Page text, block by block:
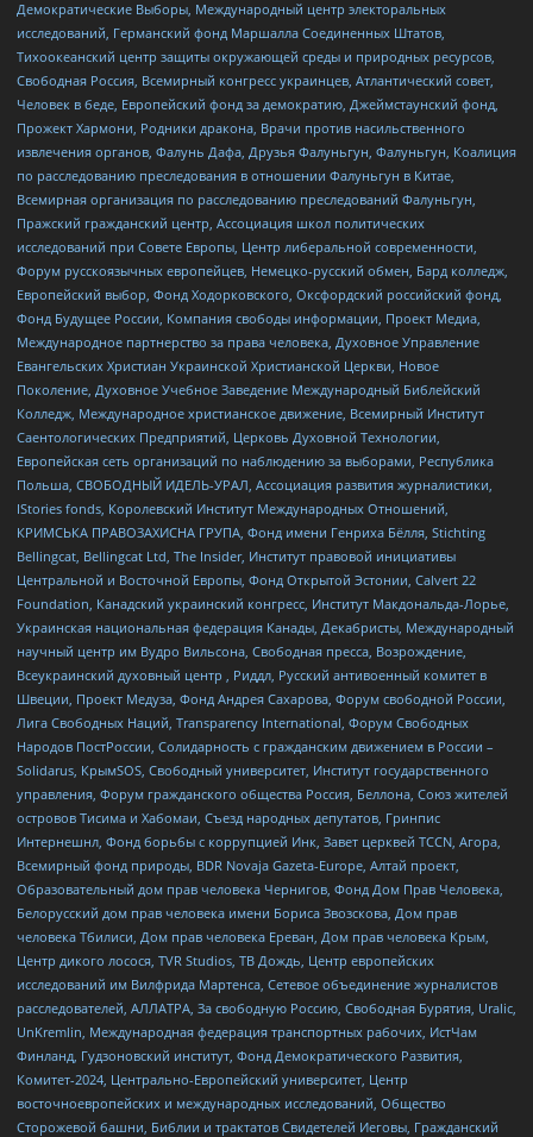
Демократические Выборы, Международный центр электоральных
исследований, Германский фонд Маршалла Соединенных Штатов,
Тихоокеанский центр защиты окружающей среды и природных ресурсов,
Свободная Россия, Всемирный конгресс украинцев, Атлантический совет,
Человек в беде, Европейский фонд за демократию, Джеймстаунский фонд,
Прожект Хармони, Родники дракона, Врачи против насильственного
извлечения органов, Фалунь Дафа, Друзья Фалуньгун, Фалуньгун, Коалиция
по расследованию преследования в отношении Фалуньгун в Китае,
Всемирная организация по расследованию преследований Фалуньгун,
Пражский гражданский центр, Ассоциация школ политических
исследований при Совете Европы, Центр либеральной современности,
Форум русскоязычных европейцев, Немецко-русский обмен, Бард колледж,
Европейский выбор, Фонд Ходорковского, Оксфордский российский фонд,
Фонд Будущее России, Компания свободы информации, Проект Медиа,
Международное партнерство за права человека, Духовное Управление
Евангельских Христиан Украинской Христианской Церкви, Новое
Поколение, Духовное Учебное Заведение Международный Библейский
Колледж, Международное христианское движение, Всемирный Институт
Саентологических Предприятий, Церковь Духовной Технологии,
Европейская сеть организаций по наблюдению за выборами, Республика
Польша, СВОБОДНЫЙ ИДЕЛЬ-УРАЛ, Ассоциация развития журналистики,
IStories fonds, Королевский Институт Международных Отношений,
КРИМСЬКА ПРАВОЗАХИСНА ГРУПА, Фонд имени Генриха Бёлля, Stichting
Bellingcat, Bellingcat Ltd, The Insider, Институт правовой инициативы
Центральной и Восточной Европы, Фонд Открытой Эстонии, Calvert 22
Foundation, Канадский украинский конгресс, Институт Макдональда-Лорье,
Украинская национальная федерация Канады, Декабристы, Международный
научный центр им Вудро Вильсона, Свободная пресса, Возрождение,
Всеукраинский духовный центр , Риддл, Русский антивоенный комитет в
Швеции, Проект Медуза, Фонд Андрея Сахарова, Форум свободной России,
Лига Свободных Наций, Transparеncy International, Форум Свободных
Народов ПостРоссии, Солидарность с гражданским движением в России –
Solidarus, КрымSOS, Свободный университет, Институт государственного
управления, Форум гражданского общества Россия, Беллона, Союз жителей
островов Тисима и Хабомаи, Съезд народных депутатов, Гринпис
Интернешнл, Фонд борьбы с коррупцией Инк, Завет церквей TCCN, Агора,
Всемирный фонд природы, BDR Novaja Gazeta-Europe, Алтай проект,
Образовательный дом прав человека Чернигов, Фонд Дом Прав Человека,
Белорусский дом прав человека имени Бориса Звозскова, Дом прав
человека Тбилиси, Дом прав человека Ереван, Дом прав человека Крым,
Центр дикого лосося, TVR Studios, ТВ Дождь, Центр европейских
исследований им Вилфрида Мартенса, Сетевое объединение журналистов
расследователей, АЛЛАТРА, За свободную Россию, Свободная Бурятия, Uralic,
UnKremlin, Международная федерация транспортных рабочих, ИстЧам
Финланд, Гудзоновский институт, Фонд Демократического Развития,
Комитет-2024, Центрально-Европейский университет, Центр
восточноевропейских и международных исследований, Общество
Сторожевой башни, Библии и трактатов Свидетелей Иеговы, Гражданский